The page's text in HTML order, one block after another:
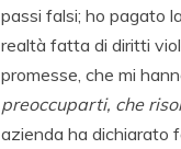
passi falsi; ho pagato
realtà fatta di diritti
promesse, che mi
preoccuparti, che
azienda ha dichiarato